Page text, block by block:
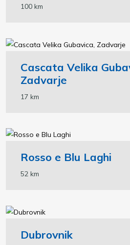
100 km
Cascata Velika
Zadvarje
17 km
Rosso e Blu Laghi
52 km
Dubrovnik